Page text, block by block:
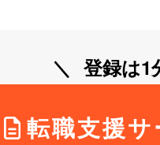
登録は1
転職支援